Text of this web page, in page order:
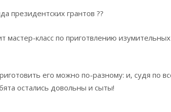
президентских грантов ??
мастер-класс по приготвлению
его можно по-разному: и, судя по
остались довольны и сыты!